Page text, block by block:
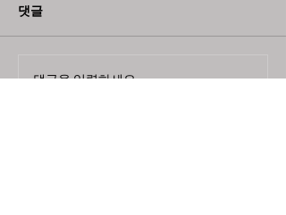
댓글
댓글을 입력하세요.